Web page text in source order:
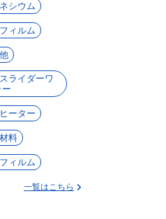
シウム
ィルム
ライダーワ
ー
ーター
料
ィルム
一覧はこちら